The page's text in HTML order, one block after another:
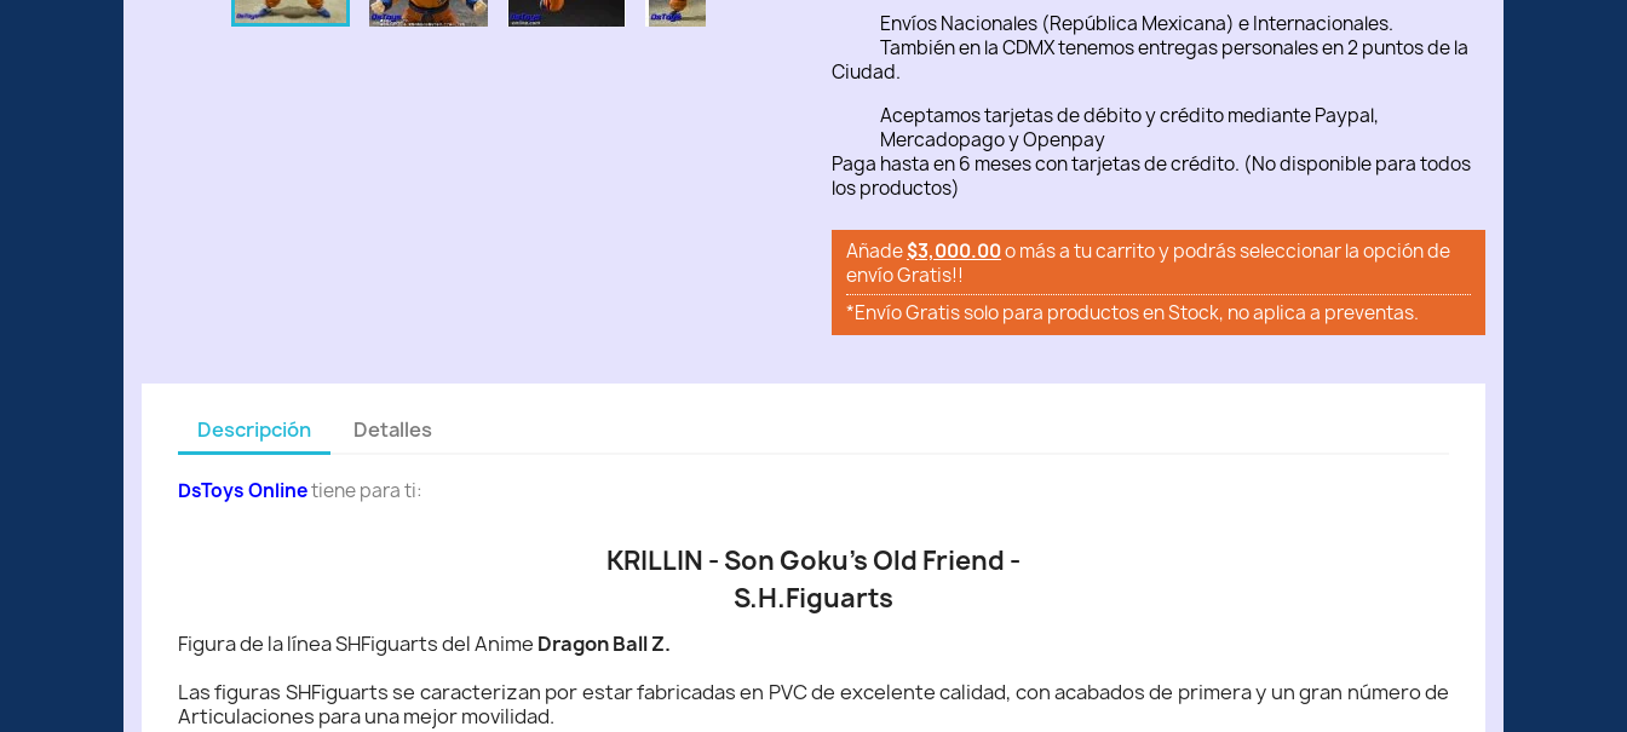
Envíos Nacionales (República Mexicana) e Internacionales.
También en la CDMX tenemos entregas personales en 2 puntos de la
Ciudad.
Aceptamos tarjetas de débito y crédito mediante Paypal,
Mercadopago y Openpay
Paga hasta en 6 meses con tarjetas de crédito. (No disponible para todos
los productos)
Añade$3,000.00o más a tu carrito y podrás seleccionar la opción de
envío Gratis!!
*Envío Gratis solo para productos en Stock, no aplica a preventas.
Descripción Detalles
DsToys Onlinetiene para ti:
KRILLIN - Son Goku’s Old Friend -
S.H.Figuarts
Figura de la línea SHFiguarts del Anime Dragon Ball Z.
Las figuras SHFiguarts se caracterizan por estar fabricadas en PVC de excelente calidad, con acabados de primera y un gran número de
Articulaciones para una mejor movilidad.